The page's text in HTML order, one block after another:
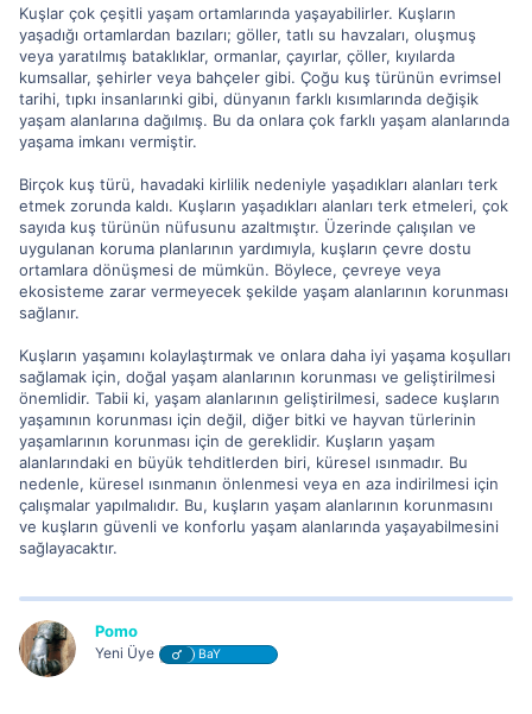
Kuşlar çok çeşitli yaşam ortamlarında yaşayabilirler. Kuşların
yaşadığı ortamlardan bazıları; göller, tatlı su havzaları, oluşmuş
veya yaratılmış bataklıklar, ormanlar, çayırlar, çöller, kıyılarda
kumsallar, şehirler veya bahçeler gibi. Çoğu kuş türünün evrimsel
tarihi, tıpkı insanlarınki gibi, dünyanın farklı kısımlarında değişik
yaşam alanlarına dağılmış. Bu da onlara çok farklı yaşam alanlarında
yaşama imkanı vermiştir.
Birçok kuş türü, havadaki kirlilik nedeniyle yaşadıkları alanları terk
etmek zorunda kaldı. Kuşların yaşadıkları alanları terk etmeleri, çok
sayıda kuş türünün nüfusunu azaltmıştır. Üzerinde çalışılan ve
uygulanan koruma planlarının yardımıyla, kuşların çevre dostu
ortamlara dönüşmesi de mümkün. Böylece, çevreye veya
ekosisteme zarar vermeyecek şekilde yaşam alanlarının korunması
sağlanır.
Kuşların yaşamını kolaylaştırmak ve onlara daha iyi yaşama koşulları
sağlamak için, doğal yaşam alanlarının korunması ve geliştirilmesi
önemlidir. Tabii ki, yaşam alanlarının geliştirilmesi, sadece kuşların
yaşamının korunması için değil, diğer bitki ve hayvan türlerinin
yaşamlarının korunması için de gereklidir. Kuşların yaşam
alanlarındaki en büyük tehditlerden biri, küresel ısınmadır. Bu
nedenle, küresel ısınmanın önlenmesi veya en aza indirilmesi için
çalışmalar yapılmalıdır. Bu, kuşların yaşam alanlarının korunmasını
ve kuşların güvenli ve konforlu yaşam alanlarında yaşayabilmesini
sağlayacaktır.
Pomo
Yeni Üye BaY